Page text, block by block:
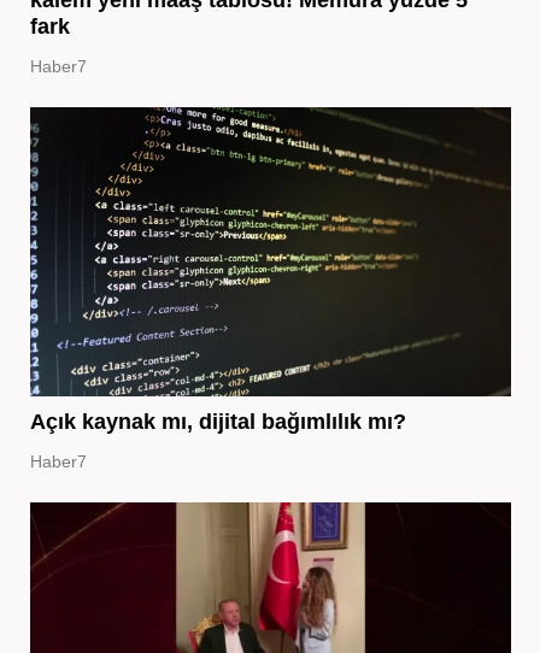
fark
Haber7
Açık kaynak mı, dijital bağımlılık mı?
Haber7